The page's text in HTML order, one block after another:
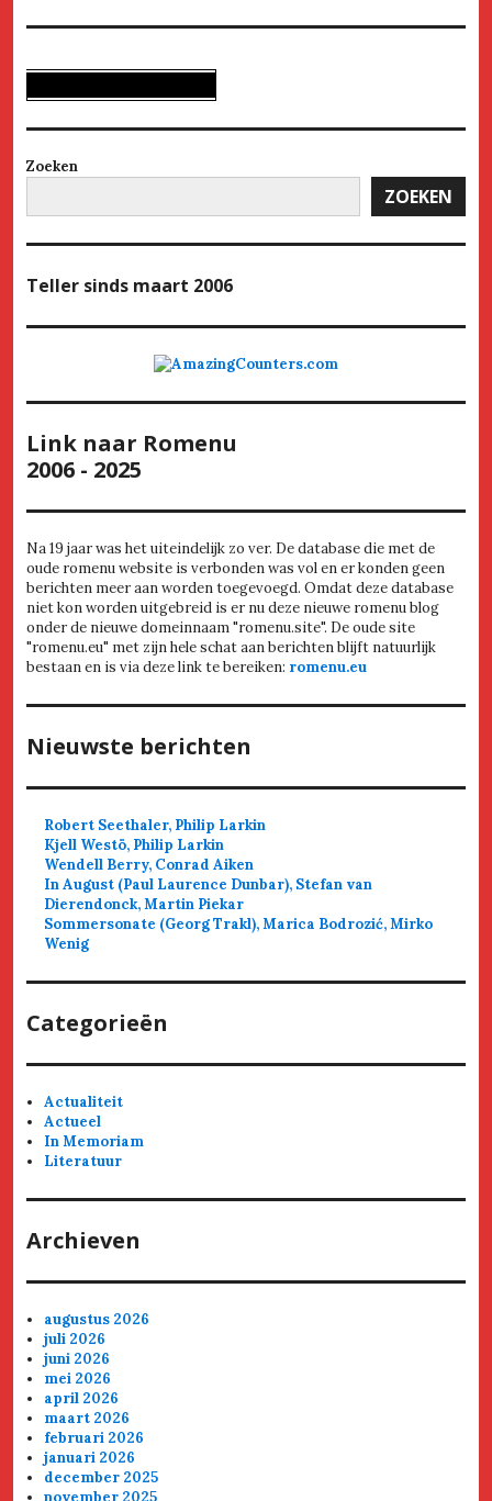
Zoeken
ZOEKEN
Teller sinds maart 2006
Link naar Romenu
2006 - 2025
Na 19 jaar was het uiteindelijk zo ver. De database die met de
oude romenu website is verbonden was vol en er konden geen
berichten meer aan worden toegevoegd. Omdat deze database
niet kon worden uitgebreid is er nu deze nieuwe romenu blog
onder de nieuwe domeinnaam "romenu.site". De oude site
"romenu.eu" met zijn hele schat aan berichten blijft natuurlijk
bestaan en is via deze link te bereiken: romenu.eu
Nieuwste berichten
Robert Seethaler, Philip Larkin
Kjell Westö, Philip Larkin
Wendell Berry, Conrad Aiken
In August (Paul Laurence Dunbar), Stefan van
Dierendonck, Martin Piekar
Sommersonate (Georg Trakl), Marica Bodrozić, Mirko
Wenig
Categorieën
Actualiteit
Actueel
In Memoriam
Literatuur
Archieven
augustus 2026
juli 2026
juni 2026
mei 2026
april 2026
maart 2026
februari 2026
januari 2026
december 2025